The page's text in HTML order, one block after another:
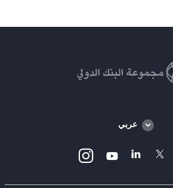
Global
language
عربي
facebook
Twitter
Linkedin
Youtube